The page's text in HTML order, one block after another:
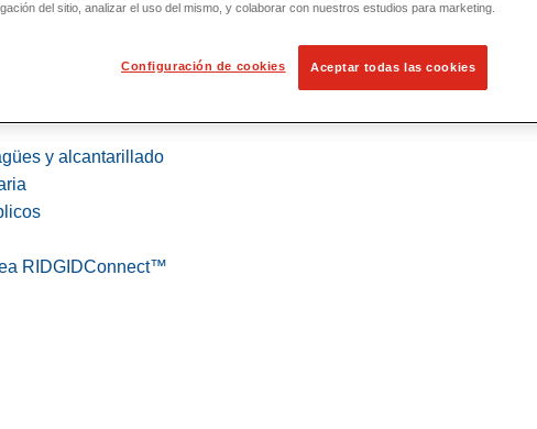
y localización
y alcantarillado
RIDGIDConnect™
del sitio, analizar el uso del mismo, y colaborar con nuestros estudios para marketing.
Configuración de cookies Aceptar todas las cookies